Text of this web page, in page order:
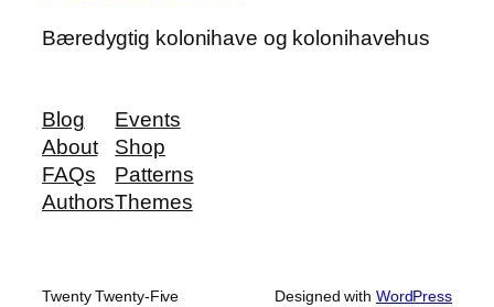
Bæredygtig kolonihave og kolonihavehus
Blog
About
FAQs
Authors
Events
Shop
Patterns
Themes
Twenty Twenty-Five Designed with WordPress